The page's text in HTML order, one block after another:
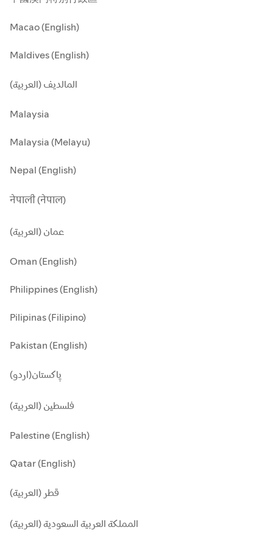
Macao (English)
Maldives (English)
المالديف (العربية)
Malaysia
Malaysia (Melayu)
Nepal (English)
नेपाली (नेपाल)
عمان (العربية)
Oman (English)
Philippines (English)
Pilipinas (Filipino)
Pakistan (English)
پاکستان(اردو)
فلسطين (العربية)
Palestine (English)
Qatar (English)
قطر (العربية)
المملكة العربية السعودية (العربية)